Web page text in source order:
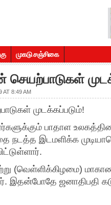
முகடு சஞ்சிகை
செயற்பாடுகள்
AT 8:49 AM
முடக்கப்படும்!
பாதாள
இடமளிக்க
(வெள்ளிக்கிழமை)
இதன்போதே